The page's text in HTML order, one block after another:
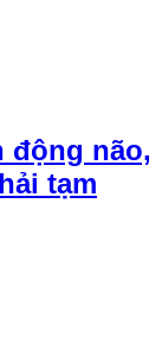
động não,
tạm